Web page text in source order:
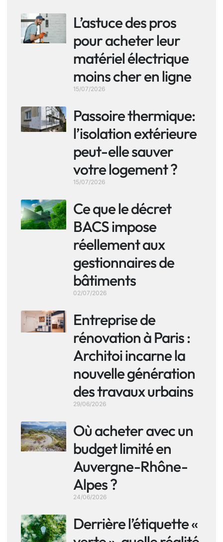
L’astuce des pros
pour acheter leur
matériel électrique
moins cher en ligne
15/07/2026
Passoire thermique:
l’isolation extérieure
peut-elle sauver
votre logement ?
15/07/2026
Ce que le décret
BACS impose
réellement aux
gestionnaires de
bâtiments
02/07/2026
Entreprise de
rénovation à Paris :
Architoi incarne la
nouvelle génération
des travaux urbains
29/06/2026
Où acheter avec un
budget limité en
Auvergne-Rhône-
Alpes ?
24/06/2026
Derrière l’étiquette «